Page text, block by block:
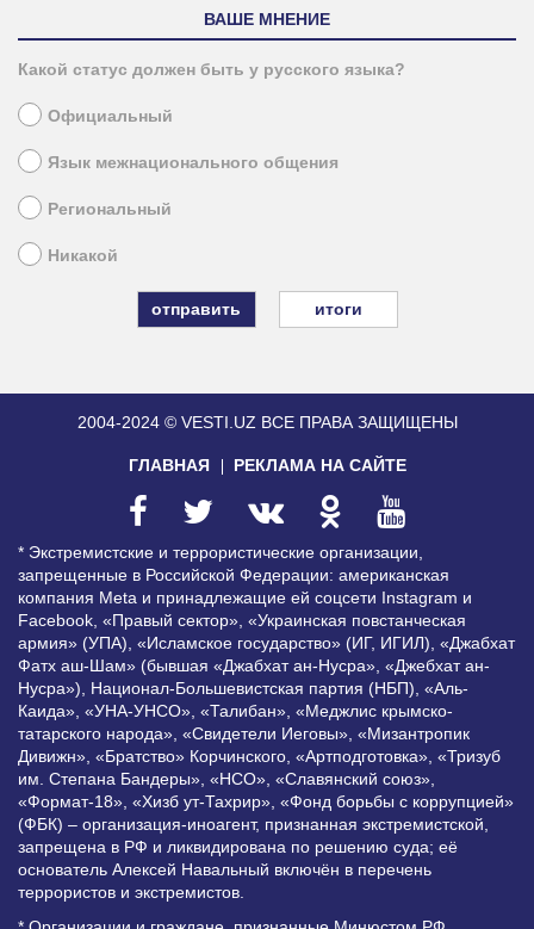
ВАШЕ МНЕНИЕ
Какой статус должен быть у русского языка?
Официальный
Язык межнационального общения
Региональный
Никакой
итоги
2004-2024 © VESTI.UZ ВСЕ ПРАВА ЗАЩИЩЕНЫ
ГЛАВНАЯ РЕКЛАМА НА САЙТЕ
* Экстремистские и террористические организации,
запрещенные в Российской Федерации: американская
компания Meta и принадлежащие ей соцсети Instagram и
Facebook, «Правый сектор», «Украинская повстанческая
армия» (УПА), «Исламское государство» (ИГ, ИГИЛ), «Джабхат
Фатх аш-Шам» (бывшая «Джабхат ан-Нусра», «Джебхат ан-
Нусра»), Национал-Большевистская партия (НБП), «Аль-
Каида», «УНА-УНСО», «Талибан», «Меджлис крымско-
татарского народа», «Свидетели Иеговы», «Мизантропик
Дивижн», «Братство» Корчинского, «Артподготовка», «Тризуб
им. Степана Бандеры», «НСО», «Славянский союз»,
«Формат-18», «Хизб ут-Тахрир», «Фонд борьбы с коррупцией»
(ФБК) – организация-иноагент, признанная экстремистской,
запрещена в РФ и ликвидирована по решению суда; её
основатель Алексей Навальный включён в перечень
террористов и экстремистов.